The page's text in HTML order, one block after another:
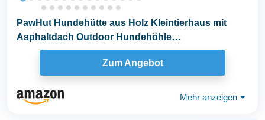
PawHut Hundehütte aus Holz Kleintierhaus mit
Asphaltdach Outdoor Hundehöhle
korrosionsbeständig...
Zum Angebot
Mehr anzeigen ⏷